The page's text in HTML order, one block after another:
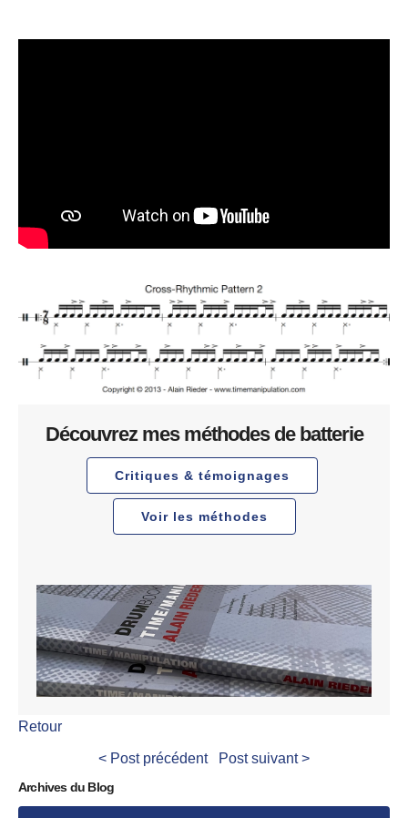
Découvrez mes méthodes de batterie
Critiques & témoignages
Voir les méthodes
Retour
< Post précédent Post suivant >
Archives du Blog